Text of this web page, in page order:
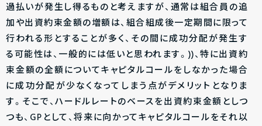
過払いが発生し得るものと考えますが、通常は組合員の追
加や出資約束金額の増額は、組合組成後一定期間に限って
行われる形とすることが多く、その間に成功分配が発生す
る可能性は、一般的には低いと思われます。))、特に出資約
束金額の全額についてキャピタルコールをしなかった場合
に成功分配が少なくなってしまう点がデメリットとなりま
す。そこで、ハードルレートのベースを出資約束金額としつ
つも、GPとして、将来に向かってキャピタルコールをそれ以